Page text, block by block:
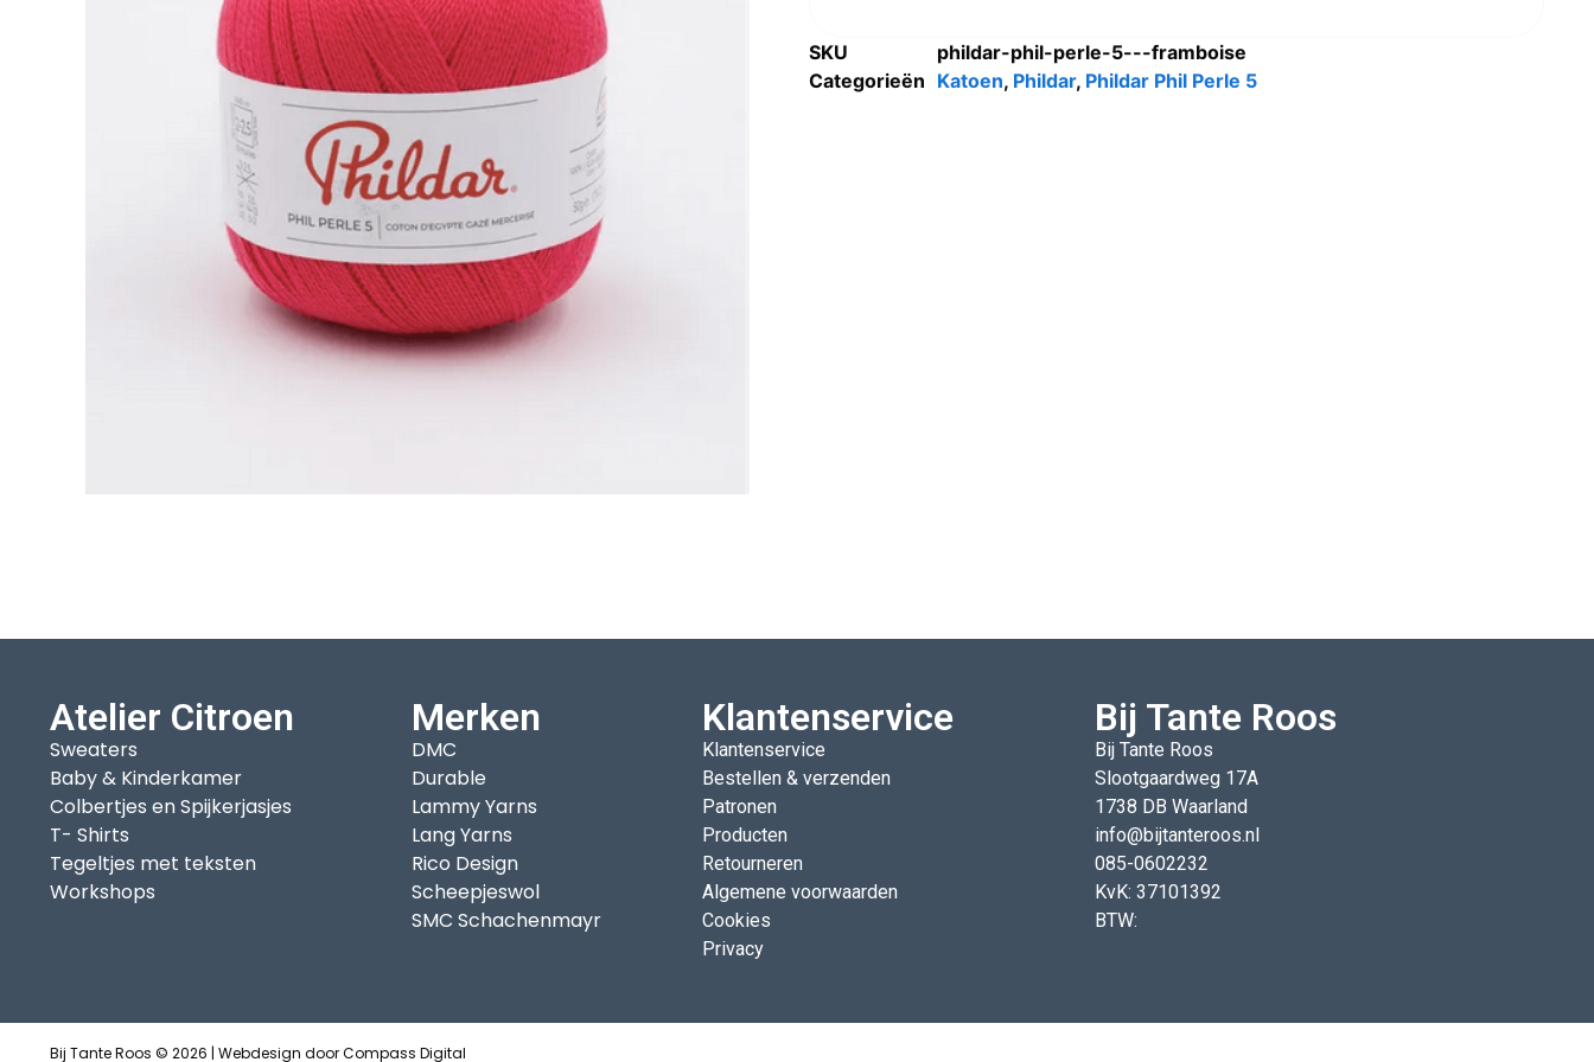
SKU
phildar-phil-perle-5---framboise
Categorieën Katoen, Phildar, Phildar Phil Perle 5
Atelier Citroen
Sweaters
Baby & Kinderkamer
Colbertjes en Spijkerjasjes
T- Shirts
Tegeltjes met teksten
Workshops
Merken
DMC
Durable
Lammy Yarns
Lang Yarns
Rico Design
Scheepjeswol
SMC Schachenmayr
Klantenservice
Klantenservice
Bestellen & verzenden
Patronen
Producten
Retourneren
Algemene voorwaarden
Cookies
Privacy
Bij Tante Roos
Bij Tante Roos
Slootgaardweg 17A
1738 DB Waarland
info@bijtanteroos.nl
085-0602232
KvK: 37101392
BTW:
Bij Tante Roos © 2026 | Webdesign doorCompass Digital